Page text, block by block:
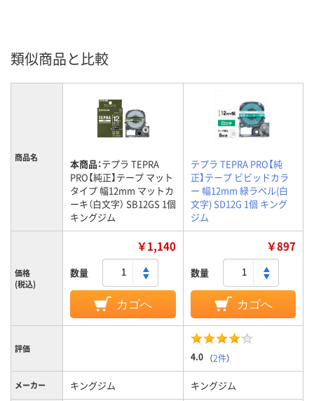
類似商品と比較
商品名 本商品：テプラ TEPRA
PRO【純正】テープ マット
タイプ 幅12mm マットカ
ーキ（白文字） SB12GS 1個
キングジム
テプラ TEPRA PRO【純
正】テープ ビビッドカラ
ー 幅12mm 緑ラベル(白
文字) SD12G 1個 キング
ジム
価格
(税込)
￥1,140
数量
カゴへ
￥897
数量
カゴへ
評価
4.0 （2件）
メーカー キングジム キングジム